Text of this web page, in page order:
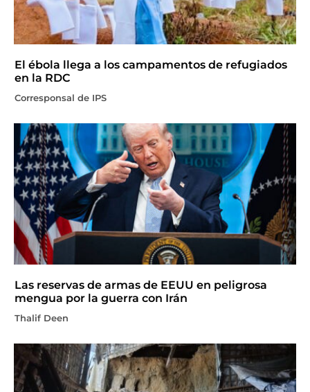
El ébola llega a los campamentos de refugiados
en la RDC
Corresponsal de IPS
Las reservas de armas de EEUU en peligrosa
mengua por la guerra con Irán
Thalif Deen